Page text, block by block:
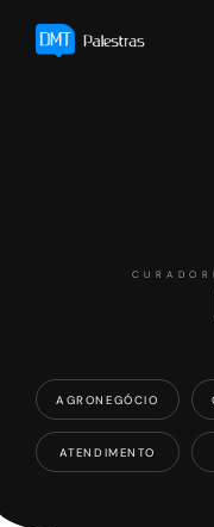
AGRONEGÓCIO
ATENDIMENTO